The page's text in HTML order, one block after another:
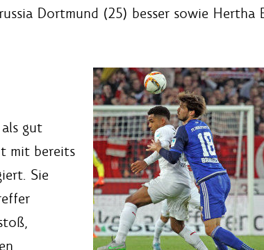
Dortmund (25) besser sowie Hertha
gut
mit bereits
Sie